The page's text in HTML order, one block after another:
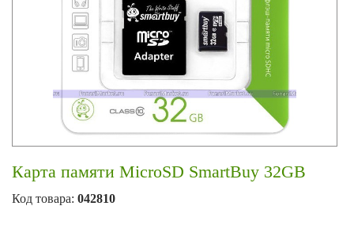
Карта памяти MicroSD SmartBuy 32GB
Код товара: 042810